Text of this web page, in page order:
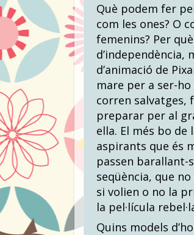
Què podem fer
com les ones? O
femenins? Per
d’independència,
d’animació de
mare per a ser-ho
corren salvatges,
preparar per al
ella. El més bo de
aspirants que és
passen barallant-
seqüència, que
si volien o no la
la pel·lícula
Quins models